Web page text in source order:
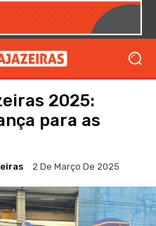
2025:
para as
2 De Março De 2025